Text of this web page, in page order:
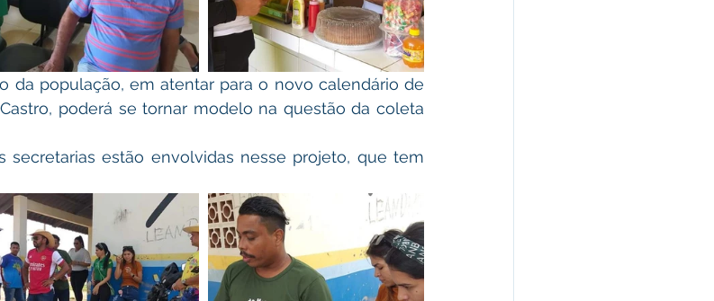
poderá se tornar modelo na questão da coleta